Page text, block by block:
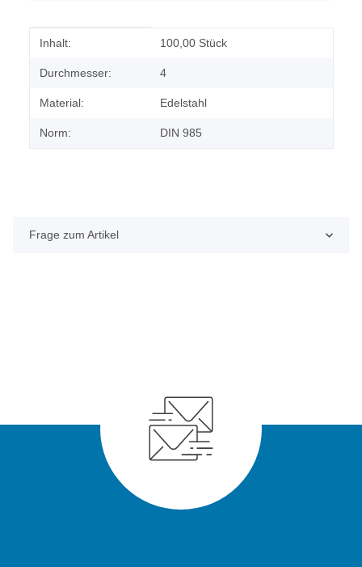
Produkteigenschaft
Wert
Inhalt: 100,00 Stück
Durchmesser: 4
Material: Edelstahl
Norm: DIN 985
Frage zum Artikel